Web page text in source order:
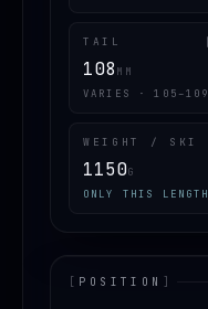
TAIL
108 MM
VARIES · 105–109
WEIGHT / SKI
1150G
ONLY THIS LENGTH
[ POSITION ]